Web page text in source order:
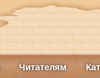
Читателям